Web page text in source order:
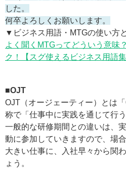
した。
何卒よろしくお願いします。
▼ビジネス用語・MTGの使い方
よく聞くMTGってどういう意味
ク！【スグ使えるビジネス用語集
■OJT
OJT（オージェーティー）とは
称で「仕事中に実践を通じて行
一般的な研修期間との違いは、
動に参加していきますので、場
大きい仕事に、入社早々から関
ょう。